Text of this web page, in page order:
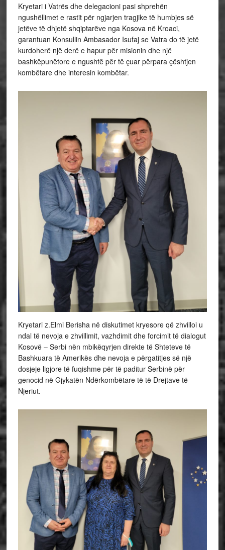
Kryetari i Vatrës dhe delegacioni pasi shprehën
ngushëllimet e rastit për ngjarjen tragjike të humbjes së
jetëve të dhjetë shqiptarëve nga Kosova në Kroaci,
garantuan Konsullin Ambasador Isufaj se Vatra do të jetë
kurdoherë një derë e hapur për misionin dhe një
bashkëpunëtore e ngushtë për të çuar përpara çështjen
kombëtare dhe interesin kombëtar.
Kryetari z.Elmi Berisha në diskutimet kryesore që zhvilloi u
ndal të nevoja e zhvillimit, vazhdimit dhe forcimit të dialogut
Kosovë – Serbi nën mbikëqyrjen direkte të Shteteve të
Bashkuara të Amerikës dhe nevoja e përgatitjes së një
dosjeje ligjore të fuqishme për të paditur Serbinë për
genocid në Gjykatën Ndërkombëtare të të Drejtave të
Njeriut.